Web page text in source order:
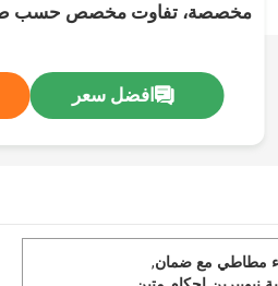
مخصصة، تفاوت مخصص حسب
افضل سعر
مطاطي مع ضمان,